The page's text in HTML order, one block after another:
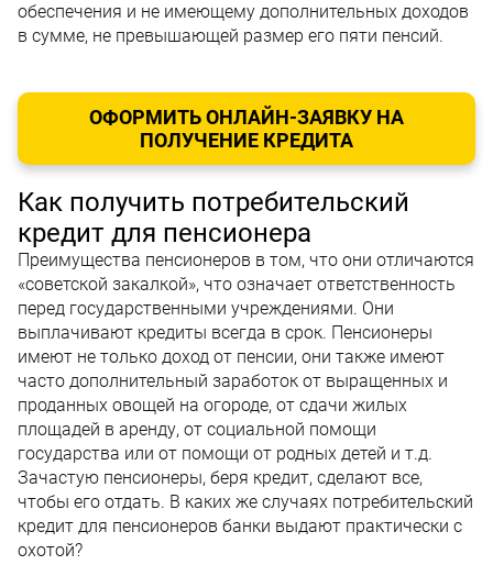
обеспечения и не имеющему дополнительных доходов
в сумме, не превышающей размер его пяти пенсий.
ОФОРМИТЬ ОНЛАЙН-ЗАЯВКУ НА
ПОЛУЧЕНИЕ КРЕДИТА
Как получить потребительский
кредит для пенсионера
Преимущества пенсионеров в том, что они отличаются
«советской закалкой», что означает ответственность
перед государственными учреждениями. Они
выплачивают кредиты всегда в срок. Пенсионеры
имеют не только доход от пенсии, они также имеют
часто дополнительный заработок от выращенных и
проданных овощей на огороде, от сдачи жилых
площадей в аренду, от социальной помощи
государства или от помощи от родных детей и т.д.
Зачастую пенсионеры, беря кредит, сделают все,
чтобы его отдать. В каких же случаях потребительский
кредит для пенсионеров банки выдают практически с
охотой?